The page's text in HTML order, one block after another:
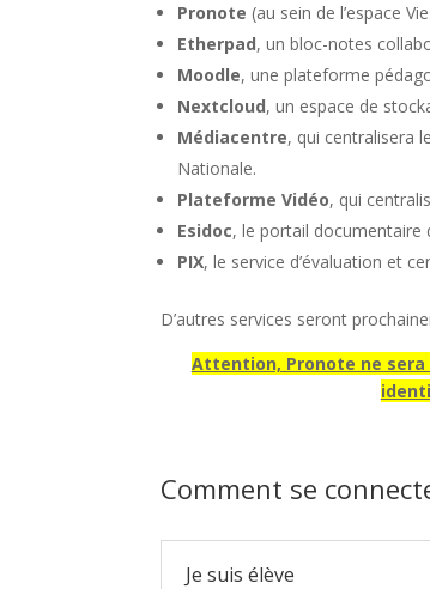
Pronote (au sein de l’espace
Etherpad, un bloc-notes
Moodle, une plateforme
Nextcloud, un espace de
Médiacentre, qui centralisera
Nationale.
Plateforme Vidéo, qui
Esidoc, le portail documentaire
PIX, le service d’évaluation et
D’autres services seront
Attention, Pronote ne sera
Comment se
Je suis élève